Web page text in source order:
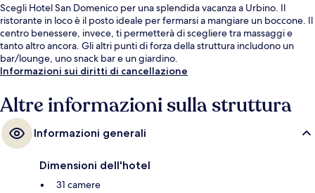
Scegli Hotel San Domenico per una splendida vacanza a Urbino. Il
ristorante in loco è il posto ideale per fermarsi a mangiare un boccone. Il
centro benessere, invece, ti permetterà di scegliere tra massaggi e
tanto altro ancora. Gli altri punti di forza della struttura includono un
bar/lounge, uno snack bar e un giardino.
Informazioni sui diritti di cancellazione
Altre informazioni sulla struttura
Informazioni generali
Dimensioni dell'hotel
31 camere